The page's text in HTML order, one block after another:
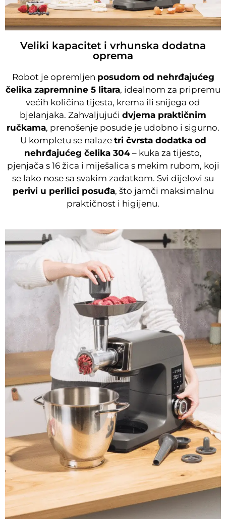
Veliki kapacitet i vrhunska dodatna
oprema
Robot je opremljen posudom od nehrđajućeg
čelika zapremnine 5 litara, idealnom za pripremu
većih količina tijesta, krema ili snijega od
bjelanjaka. Zahvaljujući dvjema praktičnim
ručkama, prenošenje posude je udobno i sigurno.
U kompletu se nalaze tri čvrsta dodatka od
nehrđajućeg čelika 304 – kuka za tijesto,
pjenjača s 16 žica i miješalica s mekim rubom, koji
se lako nose sa svakim zadatkom. Svi dijelovi su
perivi u perilici posuđa, što jamči maksimalnu
praktičnost i higijenu.